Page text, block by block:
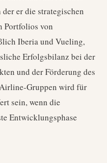
er die strategischen
Portfolios von
Iberia und Vueling,
Erfolgsbilanz bei der
und der Förderung des
Gruppen wird für
sein, wenn die
Entwicklungsphase